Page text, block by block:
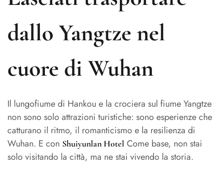
dallo Yangtze nel
cuore di Wuhan
Il lungofiume di Hankou e la crociera sul fiume Yangtze
non sono solo attrazioni turistiche: sono esperienze che
catturano il ritmo, il romanticismo e la resilienza di
Wuhan. E con Shuiyunlan Hotel Come base, non stai
solo visitando la città, ma ne stai vivendo la storia.